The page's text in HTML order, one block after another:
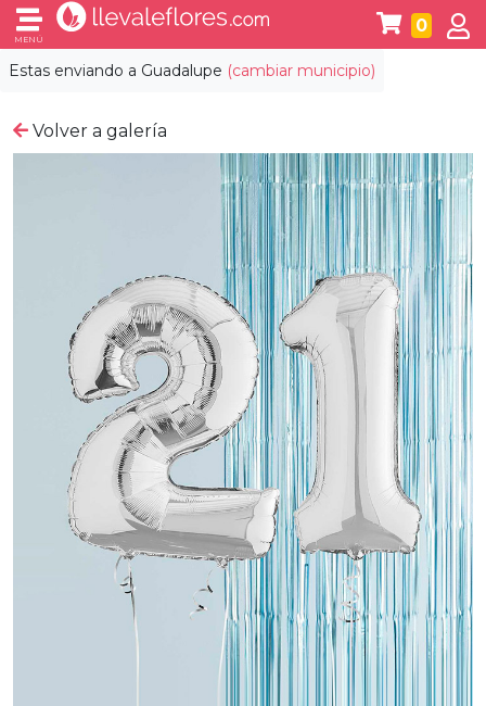
Estas enviando a Guadalupe (cambiar municipio)
MENÚ
0
Volver a galería